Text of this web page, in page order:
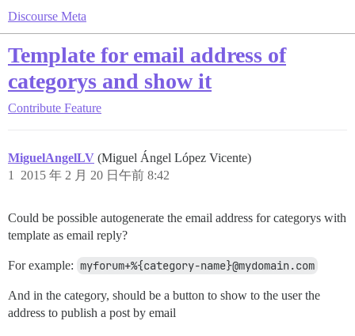
Discourse Meta
Template for email address of
categorys and show it
Contribute Feature
MiguelAngelLV (Miguel Ángel López Vicente)
2015 年 2 月 20 日午前 8:42
1
Could be possible autogenerate the email address for categorys with
template as email reply?
For example: myforum+%{category-name}@mydomain.com
And in the category, should be a button to show to the user the
address to publish a post by email